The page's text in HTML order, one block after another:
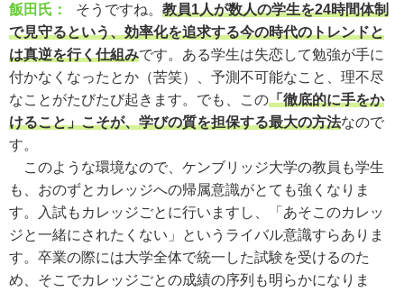
飯田氏：
そうですね。 教員1人が数人の学生を24時間体制
で見守るという、効率化を追求する今の時代のトレンドと
は真逆を行く仕組みです。ある学生は失恋して勉強が手に
付かなくなったとか（苦笑）、予測不可能なこと、理不尽
なことがたびたび起きます。でも、この「徹底的に手をか
けること」こそが、学びの質を担保する最大の方法なので
す。
このような環境なので、ケンブリッジ大学の教員も学生
も、おのずとカレッジへの帰属意識がとても強くなりま
す。入試もカレッジごとに行いますし、「あそこのカレッ
ジと一緒にされたくない」というライバル意識すらありま
す。卒業の際には大学全体で統一した試験を受けるのた
め、そこでカレッジごとの成績の序列も明らかになりま